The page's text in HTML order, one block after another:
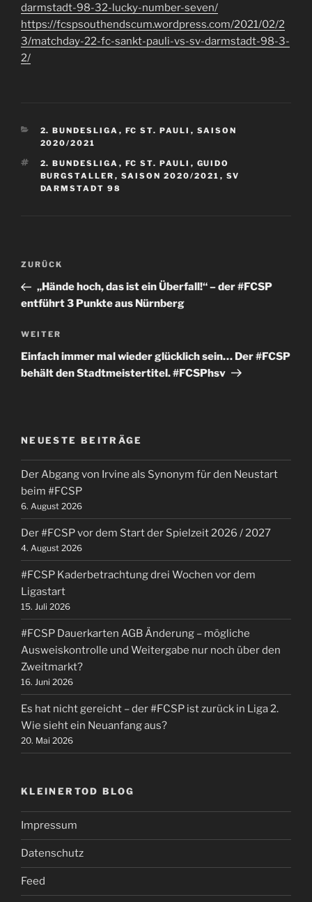
darmstadt-98-32-lucky-number-seven/
https://fcspsouthendscum.wordpress.com/2021/02/2
3/matchday-22-fc-sankt-pauli-vs-sv-darmstadt-98-3-
2/
KATEGORIEN
2. BUNDESLIGA , FC ST. PAULI , SAISON
2020/2021
SCHLAGWÖRTER
2. BUNDESLIGA , FC ST. PAULI , GUIDO
BURGSTALLER , SAISON 2020/2021 , SV
DARMSTADT 98
Beitragsnavigation
Vorheriger
Beitrag
ZURÜCK
„Hände hoch, das ist ein Überfall!“ – der #FCSP
entführt 3 Punkte aus Nürnberg
Nächster
Beitrag
WEITER
Einfach immer mal wieder glücklich sein… Der #FCSP
behält den Stadtmeistertitel. #FCSPhsv
NEUESTE BEITRÄGE
Der Abgang von Irvine als Synonym für den Neustart
beim #FCSP
6. August 2026
Der #FCSP vor dem Start der Spielzeit 2026 / 2027
4. August 2026
#FCSP Kaderbetrachtung drei Wochen vor dem
Ligastart
15. Juli 2026
#FCSP Dauerkarten AGB Änderung – mögliche
Ausweiskontrolle und Weitergabe nur noch über den
Zweitmarkt?
16. Juni 2026
Es hat nicht gereicht – der #FCSP ist zurück in Liga 2.
Wie sieht ein Neuanfang aus?
20. Mai 2026
KLEINERTOD BLOG
Impressum
Datenschutz
Feed